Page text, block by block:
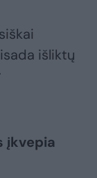
išliktų
įkvepia